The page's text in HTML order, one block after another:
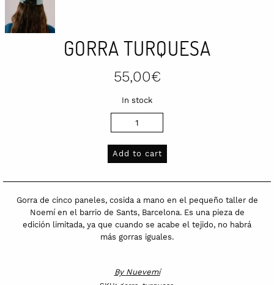
GORRA TURQUESA
55,00€
In stock
Add to cart
Gorra de cinco paneles, cosida a mano en el pequeño taller de
Noemí en el barrio de Sants, Barcelona. Es una pieza de
edición limitada, ya que cuando se acabe el tejido, no habrá
más gorras iguales.
By Nuevemí